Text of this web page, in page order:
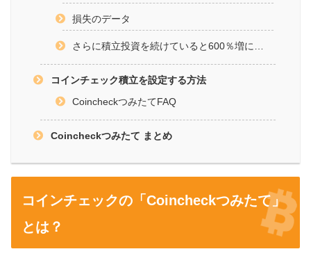
損失のデータ
さらに積立投資を続けていると600％増に…
コインチェック積立を設定する方法
CoincheckつみたてFAQ
Coincheckつみたて まとめ
コインチェックの「Coincheckつみたて」
とは？